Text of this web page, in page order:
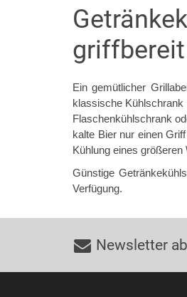
griffbereit
Ein gemütlicher
klassische Kühlschrank
Flaschenkühlschrank
kalte Bier nur einen
Kühlung eines
Günstige
Verfügung.
Newsletter